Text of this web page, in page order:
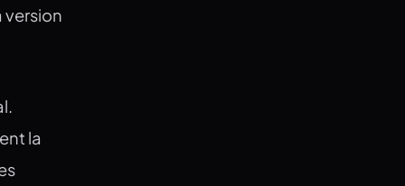
version
la